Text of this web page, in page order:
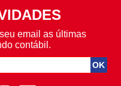
email as últimas
contábil.